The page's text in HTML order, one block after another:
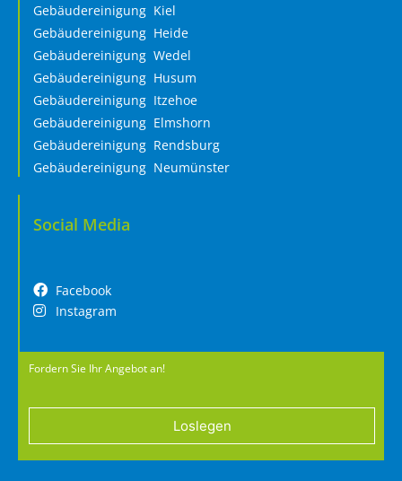
Gebäudereinigung Kiel
Gebäudereinigung Heide
Gebäudereinigung Wedel
Gebäudereinigung Husum
Gebäudereinigung Itzehoe
Gebäudereinigung Elmshorn
Gebäudereinigung Rendsburg
Gebäudereinigung Neumünster
Social Media
Facebook
Instagram
Fordern Sie Ihr Angebot an!
Loslegen